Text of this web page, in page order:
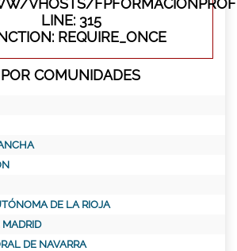
VHOSTS/
LINE: 315
REQUIRE_ONCE
COMUNIDADES
DE LA RIOJA
DE NAVARRA